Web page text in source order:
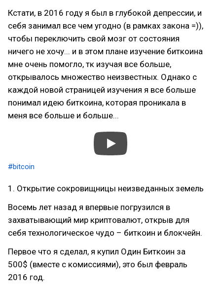
Кстати, в 2016 году я был в глубокой депрессии, и
себя занимал все чем угодно (в рамках закона =)),
чтобы переключить свой мозг от состояния
ничего не хочу... и в этом плане изучение биткоина
мне очень помогло, тк изучая все больше,
открывалось множество неизвестных. Однако с
каждой новой страницей изучения я все больше
понимал идею биткоина, которая проникала в
меня все больше и больше...
#bitcoin
1. Открытие сокровищницы неизведанных земель
Восемь лет назад я впервые погрузился в
захватывающий мир криптовалют, открыв для
себя технологическое чудо – биткоин и блокчейн.
Первое что я сделал, я купил Один Биткоин за
500$ (вместе с комиссиями), это был февраль
2016 год.